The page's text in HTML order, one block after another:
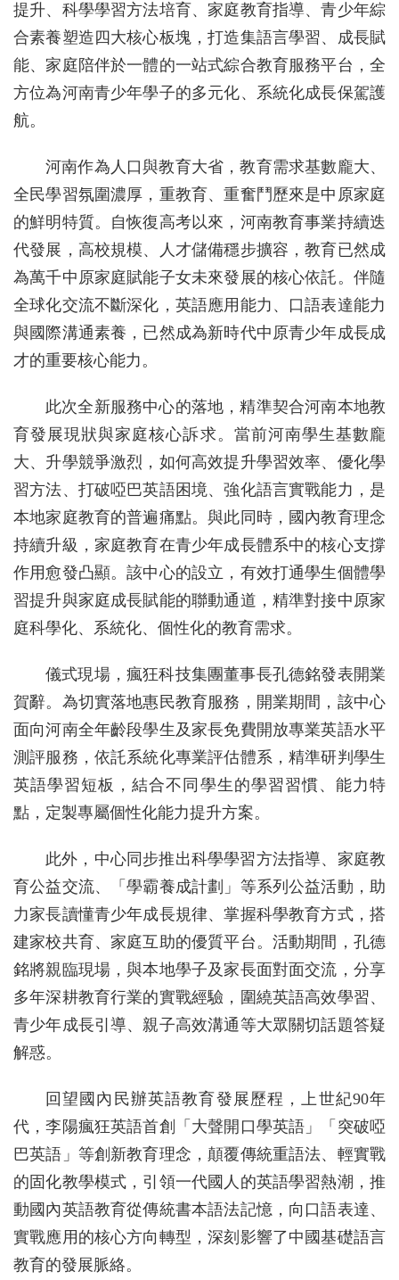
提升、科學學習方法培育、家庭教育指導、青少年綜
合素養塑造四大核心板塊，打造集語言學習、成長賦
能、家庭陪伴於一體的一站式綜合教育服務平台，全
方位為河南青少年學子的多元化、系統化成長保駕護
航。
河南作為人口與教育大省，教育需求基數龐大、
全民學習氛圍濃厚，重教育、重奮鬥歷來是中原家庭
的鮮明特質。自恢復高考以來，河南教育事業持續迭
代發展，高校規模、人才儲備穩步擴容，教育已然成
為萬千中原家庭賦能子女未來發展的核心依託。伴隨
全球化交流不斷深化，英語應用能力、口語表達能力
與國際溝通素養，已然成為新時代中原青少年成長成
才的重要核心能力。
此次全新服務中心的落地，精準契合河南本地教
育發展現狀與家庭核心訴求。當前河南學生基數龐
大、升學競爭激烈，如何高效提升學習效率、優化學
習方法、打破啞巴英語困境、強化語言實戰能力，是
本地家庭教育的普遍痛點。與此同時，國內教育理念
持續升級，家庭教育在青少年成長體系中的核心支撐
作用愈發凸顯。該中心的設立，有效打通學生個體學
習提升與家庭成長賦能的聯動通道，精準對接中原家
庭科學化、系統化、個性化的教育需求。
儀式現場，瘋狂科技集團董事長孔德銘發表開業
賀辭。為切實落地惠民教育服務，開業期間，該中心
面向河南全年齡段學生及家長免費開放專業英語水平
測評服務，依託系統化專業評估體系，精準研判學生
英語學習短板，結合不同學生的學習習慣、能力特
點，定製專屬個性化能力提升方案。
此外，中心同步推出科學學習方法指導、家庭教
育公益交流、「學霸養成計劃」等系列公益活動，助
力家長讀懂青少年成長規律、掌握科學教育方式，搭
建家校共育、家庭互助的優質平台。活動期間，孔德
銘將親臨現場，與本地學子及家長面對面交流，分享
多年深耕教育行業的實戰經驗，圍繞英語高效學習、
青少年成長引導、親子高效溝通等大眾關切話題答疑
解惑。
回望國內民辦英語教育發展歷程，上世紀90年
代，李陽瘋狂英語首創「大聲開口學英語」「突破啞
巴英語」等創新教育理念，顛覆傳統重語法、輕實戰
的固化教學模式，引領一代國人的英語學習熱潮，推
動國內英語教育從傳統書本語法記憶，向口語表達、
實戰應用的核心方向轉型，深刻影響了中國基礎語言
教育的發展脈絡。